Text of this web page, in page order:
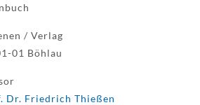
/ Verlag
01 Böhlau
Dr. Friedrich Thießen